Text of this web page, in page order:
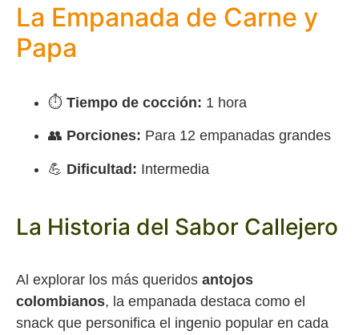
La Empanada de Carne y
Papa
⏱️ Tiempo de cocción: 1 hora
👥 Porciones: Para 12 empanadas grandes
💪 Dificultad: Intermedia
La Historia del Sabor Callejero
Al explorar los más queridos antojos
colombianos, la empanada destaca como el
snack que personifica el ingenio popular en cada